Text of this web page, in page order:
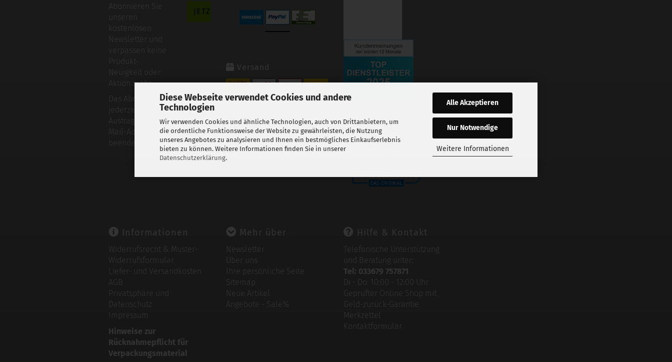
Diese Webseite verwendet Cookies und andere
Technologien
Wir verwenden Cookies und ähnliche Technologien, auch von Drittanbietern, um
die ordentliche Funktionsweise der Website zu gewährleisten, die Nutzung
unseres Angebotes zu analysieren und Ihnen ein bestmögliches Einkaufserlebnis
bieten zu können. Weitere Informationen finden Sie in unserer
Datenschutzerklärung.
Alle Akzeptieren
Nur Notwendige
Weitere Informationen
Abonnieren Sie
unseren
kostenlosen
Newsletter und
verpassen keine
Produkt-
Neuigkeit oder
Aktion mehr.
Das Abo kann
jederzeit durch
Austragen der E-
Mail-Adresse
beendet werden.
Versand
Informationen
Widerrufsrecht & Muster-
Widerrufsformular
Liefer- und Versandkosten
AGB
Privatsphäre und
Datenschutz
Impressum
Hinweise zur
Rücknahmepflicht für
Verpackungsmaterial
Mehr über
Newsletter
Über uns
Ihre persönliche Seite
Sitemap
Neue Artikel
Angebote - Sale%
Hilfe & Kontakt
Telefonische Unterstützung
und Beratung unter:
Tel: 033679 757871
Di - Do: 10:00 - 12:00 Uhr
Geprüfter Online Shop mit
Geld-zurück-Garantie.
Merkzettel
Kontaktformular